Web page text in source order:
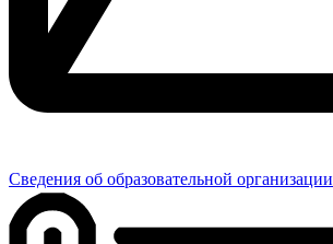
Сведения об образовательной организации